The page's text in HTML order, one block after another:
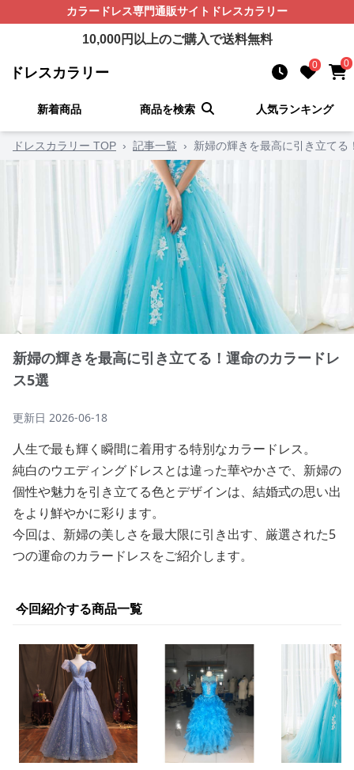
カラードレス専門通販サイト ドレスカラリー
10,000円以上のご購入で送料無料
ドレスカラリー 0 0
新着商品 商品を検索 人気ランキング
ドレスカラリー TOP › 記事一覧 › 新婦の輝きを最高に引き立てる
新婦の輝きを最高に引き立てる！運命のカラードレ
ス5選
更新日 2026-06-18
人生で最も輝く瞬間に着用する特別なカラードレス。
純白のウエディングドレスとは違った華やかさで、新婦の
個性や魅力を引き立てる色とデザインは、結婚式の思い出
をより鮮やかに彩ります。
今回は、新婦の美しさを最大限に引き出す、厳選された5
つの運命のカラードレスをご紹介します。
今回紹介する商品一覧